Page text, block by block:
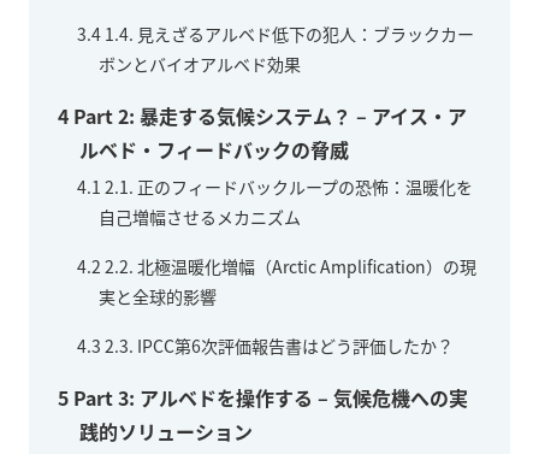
3.4 1.4. 見えざるアルベド低下の犯人：ブラックカー
ボンとバイオアルベド効果
4 Part 2: 暴走する気候システム？ – アイス・ア
ルベド・フィードバックの脅威
4.1 2.1. 正のフィードバックループの恐怖：温暖化を
自己増幅させるメカニズム
4.2 2.2. 北極温暖化増幅（Arctic Amplification）の現
実と全球的影響
4.3 2.3. IPCC第6次評価報告書はどう評価したか？
5 Part 3: アルベドを操作する – 気候危機への実
践的ソリューション